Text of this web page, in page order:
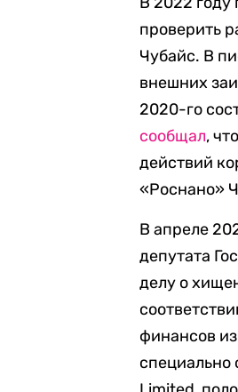
проверить
Чубайс. В
внешних
2020-го
сообщал,
действий
«Роснано»
В апреле
депутата
делу о
финансов
специально